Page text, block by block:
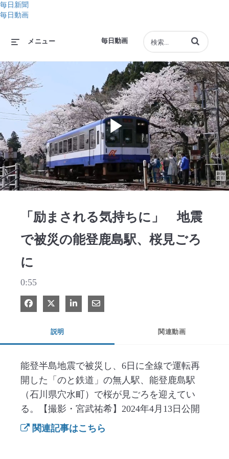
毎日新聞
毎日動画
毎日動画
メニュー 動画の検索語句
Play
「励まされる気持ちに」 地震
で被災の能登鹿島駅、桜見ごろ
に
0:55
Facebook で共有
Xで共有する
LinkedIn で共有
電子メールで共有
説明 関連動画
能登半島地震で被災し、6日に全線で運転再
開した「のと鉄道」の無人駅、能登鹿島駅
（石川県穴水町）で桜が見ごろを迎えてい
る。【撮影・宮武祐希】2024年4月13日公開
関連記事はこちら